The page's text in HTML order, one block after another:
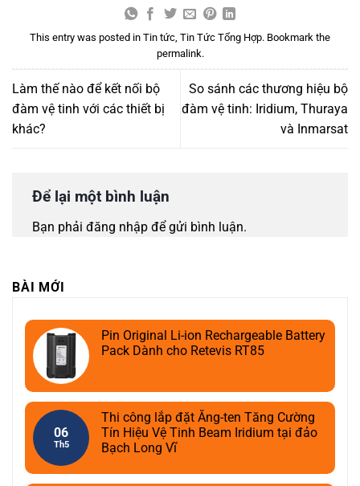
This entry was posted in Tin tức, Tin Tức Tổng Hợp. Bookmark the
permalink.
Làm thế nào để kết nối bộ
đàm vệ tinh với các thiết bị
khác?
So sánh các thương hiệu bộ
đàm vệ tinh: Iridium, Thuraya
và Inmarsat
Để lại một bình luận
Bạn phải đăng nhập để gửi bình luận.
BÀI MỚI
Pin Original Li-ion Rechargeable Battery
Pack Dành cho Retevis RT85
06
Th5
Thi công lắp đặt Ăng-ten Tăng Cường
Tín Hiệu Vệ Tinh Beam Iridium tại đảo
Bạch Long Vĩ